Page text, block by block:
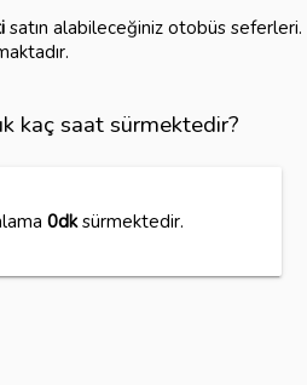
satın alabileceğiniz otobüs seferleri.
kaç saat sürmektedir?
0dksürmektedir.